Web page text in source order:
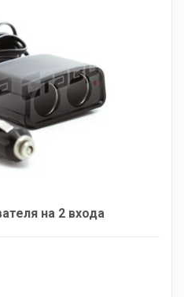
на 2 входа